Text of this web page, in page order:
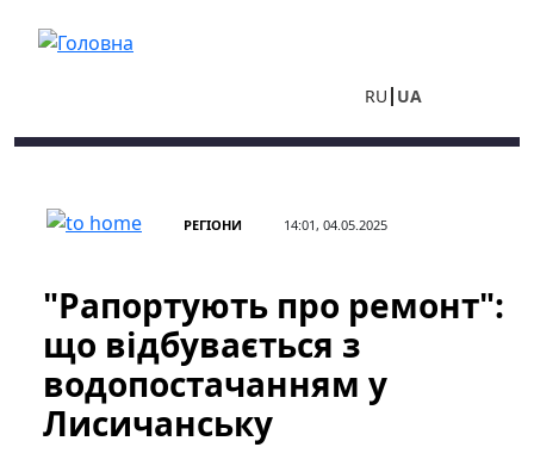
RU UA
РЕГІОНИ 14:01, 04.05.2025
"Рапортують про ремонт":
що відбувається з
водопостачанням у
Лисичанську